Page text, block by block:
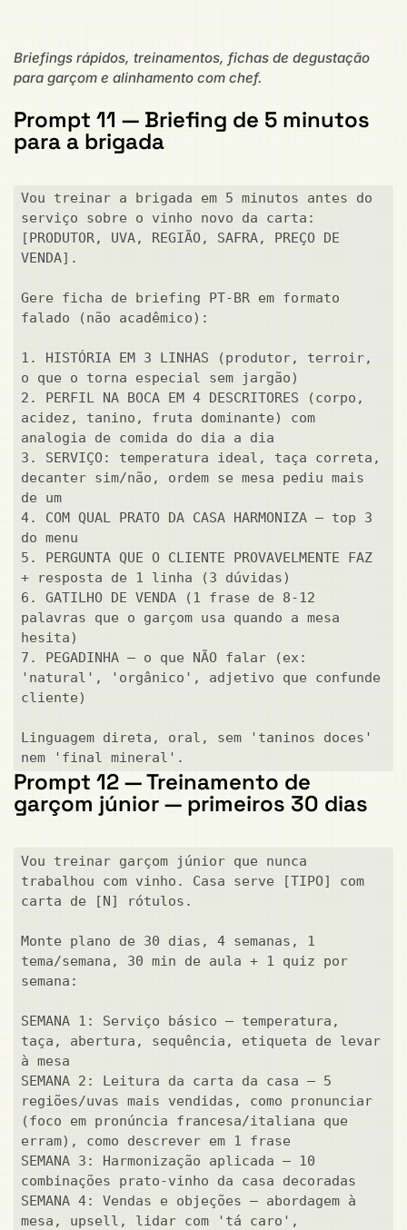
Briefings rápidos, treinamentos, fichas de degustação
para garçom e alinhamento com chef.
Prompt 11 — Briefing de 5 minutos
para a brigada
Vou treinar a brigada em 5 minutos antes do
serviço sobre o vinho novo da carta:
[PRODUTOR, UVA, REGIÃO, SAFRA, PREÇO DE
VENDA].
Gere ficha de briefing PT-BR em formato
falado (não acadêmico):
1. HISTÓRIA EM 3 LINHAS (produtor, terroir,
o que o torna especial sem jargão)
2. PERFIL NA BOCA EM 4 DESCRITORES (corpo,
acidez, tanino, fruta dominante) com
analogia de comida do dia a dia
3. SERVIÇO: temperatura ideal, taça correta,
decanter sim/não, ordem se mesa pediu mais
de um
4. COM QUAL PRATO DA CASA HARMONIZA — top 3
do menu
5. PERGUNTA QUE O CLIENTE PROVAVELMENTE FAZ
+ resposta de 1 linha (3 dúvidas)
6. GATILHO DE VENDA (1 frase de 8-12
palavras que o garçom usa quando a mesa
hesita)
7. PEGADINHA — o que NÃO falar (ex:
'natural', 'orgânico', adjetivo que confunde
cliente)
Linguagem direta, oral, sem 'taninos doces'
nem 'final mineral'.
Prompt 12 — Treinamento de
garçom júnior — primeiros 30 dias
Vou treinar garçom júnior que nunca
trabalhou com vinho. Casa serve [TIPO] com
carta de [N] rótulos.
Monte plano de 30 dias, 4 semanas, 1
tema/semana, 30 min de aula + 1 quiz por
semana:
SEMANA 1: Serviço básico — temperatura,
taça, abertura, sequência, etiqueta de levar
à mesa
SEMANA 2: Leitura da carta da casa — 5
regiões/uvas mais vendidas, como pronunciar
(foco em pronúncia francesa/italiana que
erram), como descrever em 1 frase
SEMANA 3: Harmonização aplicada — 10
combinações prato-vinho da casa decoradas
SEMANA 4: Vendas e objeções — abordagem à
mesa, upsell, lidar com 'tá caro',